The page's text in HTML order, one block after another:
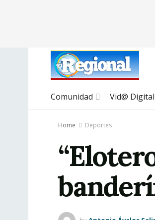
Comunidad Vid@ Digital
Home Deportes